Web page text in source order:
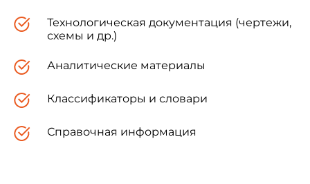
Технологическая документация (чертежи,
схемы и др.)
Аналитические материалы
Классификаторы и словари
Справочная информация